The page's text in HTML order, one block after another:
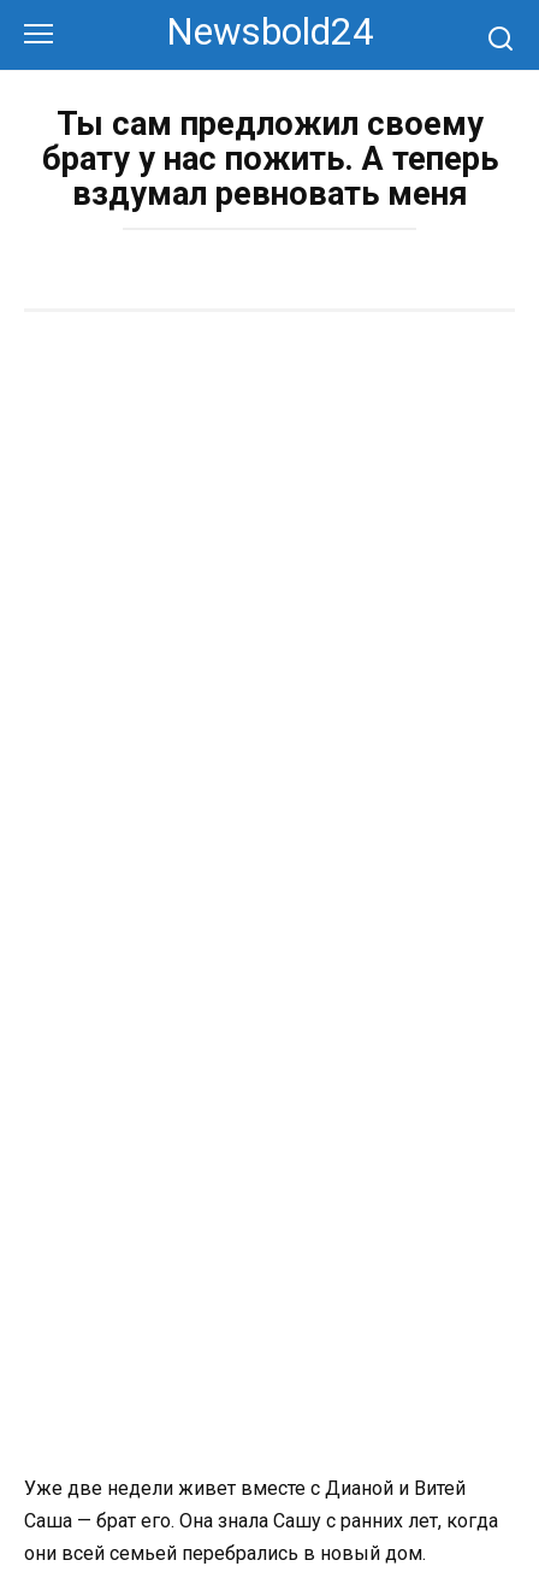
контенту
Newsbold24
Ты сам предложил своему
брату у нас пожить. А теперь
вздумал ревновать меня
Уже две недели живет вместе с Дианой и Витей
Саша — брат его. Она знала Сашу с ранних лет, когда
они всей семьей перебрались в новый дом.